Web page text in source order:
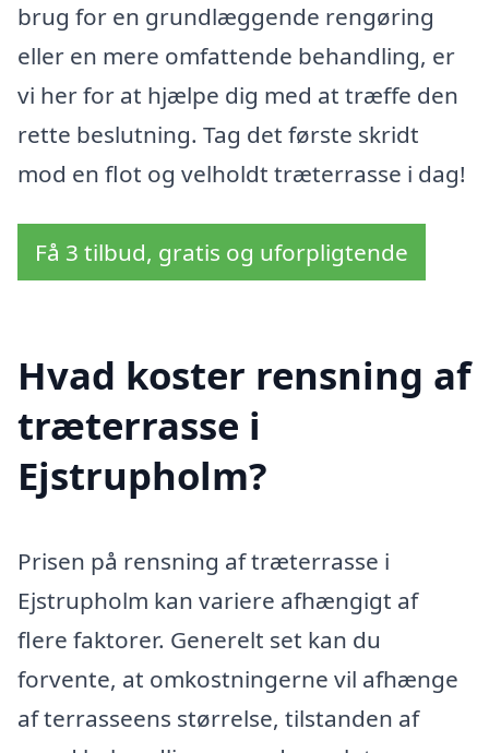
brug for en grundlæggende rengøring
eller en mere omfattende behandling, er
vi her for at hjælpe dig med at træffe den
rette beslutning. Tag det første skridt
mod en flot og velholdt træterrasse i dag!
Få 3 tilbud, gratis og uforpligtende
Hvad koster rensning af
træterrasse i
Ejstrupholm?
Prisen på rensning af træterrasse i
Ejstrupholm kan variere afhængigt af
flere faktorer. Generelt set kan du
forvente, at omkostningerne vil afhænge
af terrasseens størrelse, tilstanden af